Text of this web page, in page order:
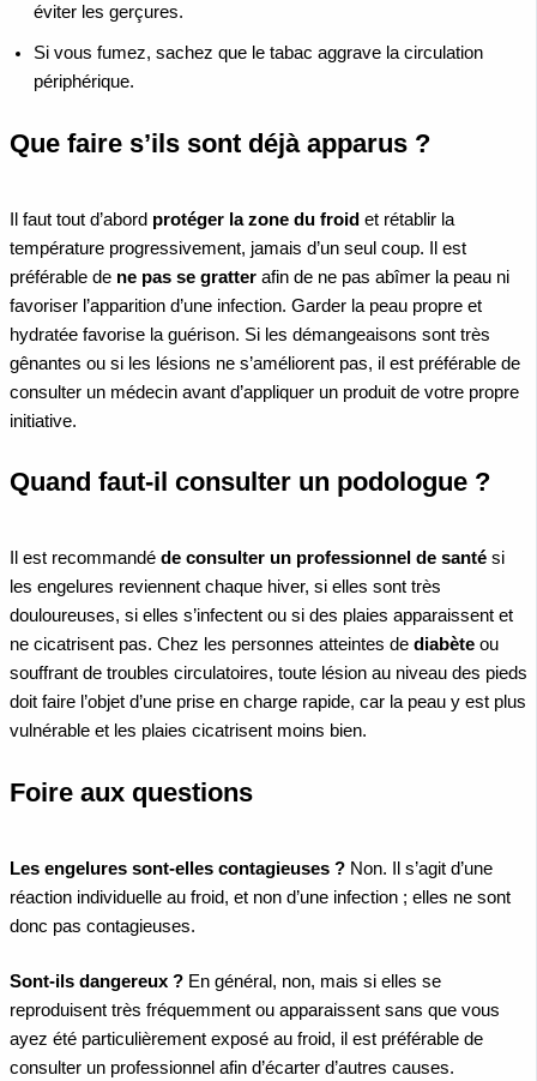
éviter les gerçures.
Si vous fumez, sachez que le tabac aggrave la circulation
périphérique.
Que faire s’ils sont déjà apparus ?
Il faut tout d’abord protéger la zone du froid et rétablir la
température progressivement, jamais d’un seul coup. Il est
préférable de ne pas se gratter afin de ne pas abîmer la peau ni
favoriser l’apparition d’une infection. Garder la peau propre et
hydratée favorise la guérison. Si les démangeaisons sont très
gênantes ou si les lésions ne s’améliorent pas, il est préférable de
consulter un médecin avant d’appliquer un produit de votre propre
initiative.
Quand faut-il consulter un podologue ?
Il est recommandé de consulter un professionnel de santé si
les engelures reviennent chaque hiver, si elles sont très
douloureuses, si elles s’infectent ou si des plaies apparaissent et
ne cicatrisent pas. Chez les personnes atteintes de diabète ou
souffrant de troubles circulatoires, toute lésion au niveau des pieds
doit faire l’objet d’une prise en charge rapide, car la peau y est plus
vulnérable et les plaies cicatrisent moins bien.
Foire aux questions
Les engelures sont-elles contagieuses ? Non. Il s’agit d’une
réaction individuelle au froid, et non d’une infection ; elles ne sont
donc pas contagieuses.
Sont-ils dangereux ? En général, non, mais si elles se
reproduisent très fréquemment ou apparaissent sans que vous
ayez été particulièrement exposé au froid, il est préférable de
consulter un professionnel afin d’écarter d’autres causes.